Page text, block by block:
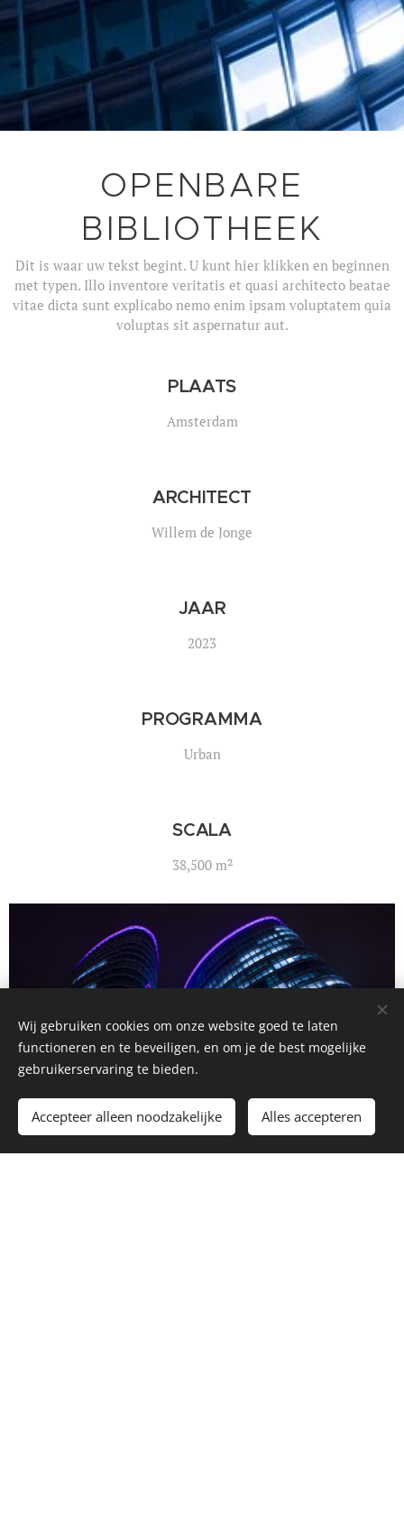
OPENBARE
BIBLIOTHEEK
Dit is waar uw tekst begint. U kunt hier klikken en beginnen
met typen. Illo inventore veritatis et quasi architecto beatae
vitae dicta sunt explicabo nemo enim ipsam voluptatem quia
voluptas sit aspernatur aut.
PLAATS
Amsterdam
ARCHITECT
Willem de Jonge
JAAR
2023
PROGRAMMA
Urban
SCALA
38,500 m²
Wij gebruiken cookies om onze website goed te laten
functioneren en te beveiligen, en om je de best mogelijke
gebruikerservaring te bieden.
Accepteer alleen noodzakelijke Alles accepteren